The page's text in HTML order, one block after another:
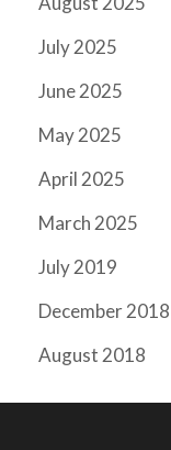
July 2025
June 2025
May 2025
April 2025
March 2025
July 2019
December 2018
August 2018